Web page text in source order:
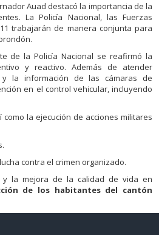
Auad destacó la importancia de la
La Policía Nacional, las Fuerzas
trabajarán de manera conjunta para
de la Policía Nacional se reafirmó la
y reactivo. Además de atender
y la información de las cámaras de
en el control vehicular, incluyendo
la ejecución de acciones militares
contra el crimen organizado.
y la mejora de la calidad de vida en
de los habitantes del cantón